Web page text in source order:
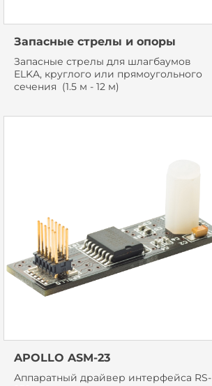
Запасные стрелы и опоры
Запасные стрелы для шлагбаумов
ELKA, круглого или прямоугольного
сечения (1.5 м - 12 м)
APOLLO ASM-23
Аппаратный драйвер интерфейса RS-